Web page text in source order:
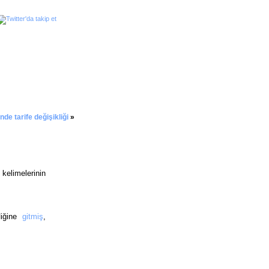
tarife değişikliği »
gitmiş,